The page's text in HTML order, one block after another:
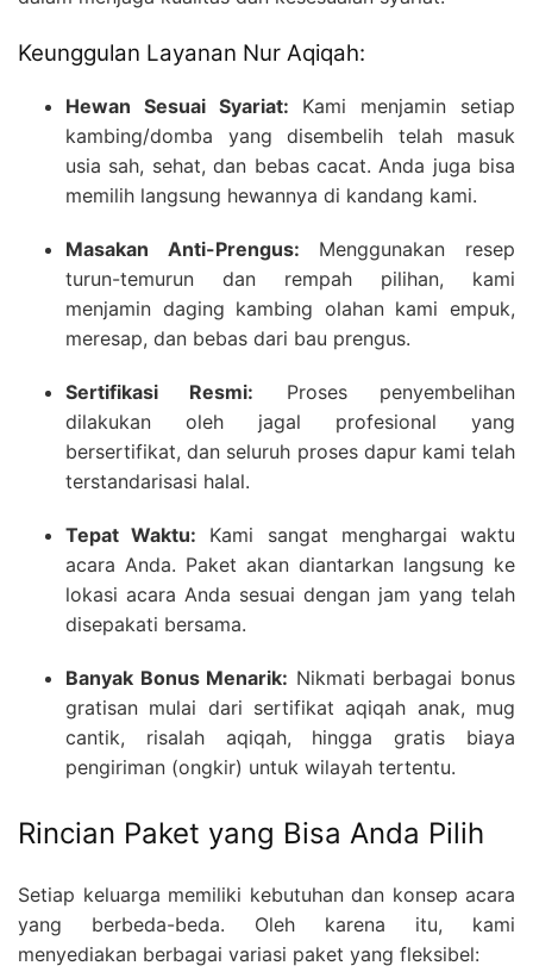
Keunggulan Layanan Nur Aqiqah:
Hewan Sesuai Syariat: Kami menjamin setiap
kambing/domba yang disembelih telah masuk
usia sah, sehat, dan bebas cacat. Anda juga bisa
memilih langsung hewannya di kandang kami.
Masakan Anti-Prengus: Menggunakan resep
turun-temurun dan rempah pilihan, kami
menjamin daging kambing olahan kami empuk,
meresap, dan bebas dari bau prengus.
Sertifikasi Resmi: Proses penyembelihan
dilakukan oleh jagal profesional yang
bersertifikat, dan seluruh proses dapur kami telah
terstandarisasi halal.
Tepat Waktu: Kami sangat menghargai waktu
acara Anda. Paket akan diantarkan langsung ke
lokasi acara Anda sesuai dengan jam yang telah
disepakati bersama.
Banyak Bonus Menarik: Nikmati berbagai bonus
gratisan mulai dari sertifikat aqiqah anak, mug
cantik, risalah aqiqah, hingga gratis biaya
pengiriman (ongkir) untuk wilayah tertentu.
Rincian Paket yang Bisa Anda Pilih
Setiap keluarga memiliki kebutuhan dan konsep acara
yang berbeda-beda. Oleh karena itu, kami
menyediakan berbagai variasi paket yang fleksibel: